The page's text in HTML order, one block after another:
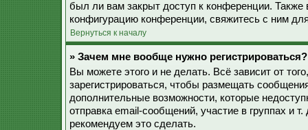
был ли вам закрыт доступ к конференции. Также
конфигурацию конференции, свяжитесь с ним
Вернуться к началу
» Зачем мне вообще нужно регистрироваться?
Вы можете этого и не делать. Всё зависит от
зарегистрироваться, чтобы размещать
дополнительные возможности, которые
отправка email-сообщений, участие в группах и
рекомендуем это сделать.